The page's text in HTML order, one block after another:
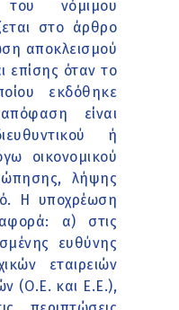
νόμιμου
στο άρθρο
αποκλεισμού
επίσης όταν το
εκδόθηκε
είναι
ή
οικονομικού
λήψης
Η υποχρέωση
α) στις
ευθύνης
εταιρειών
(Ο.Ε. και Ε.Ε.),